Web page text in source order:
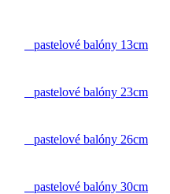
pastelové balóny 13cm
pastelové balóny 23cm
pastelové balóny 26cm
pastelové balóny 30cm